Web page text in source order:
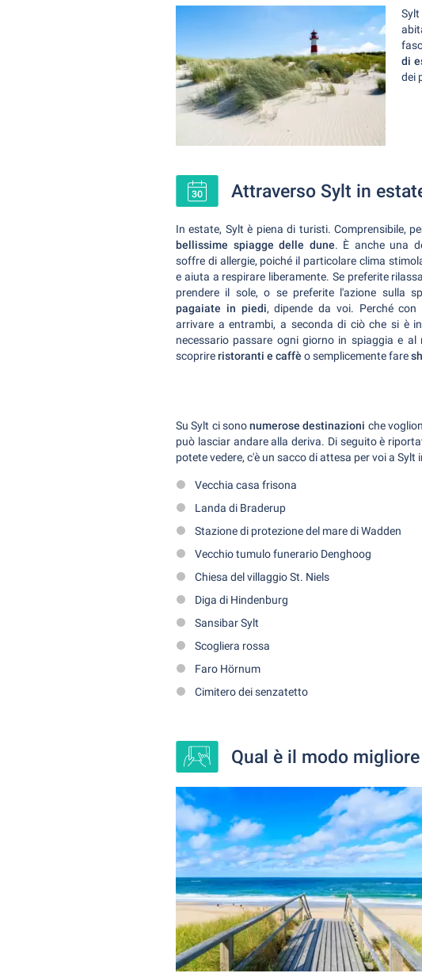
di
dei
Attraverso Sylt in
In estate, Sylt è piena di turisti. Comprensibile,
bellissime spiagge delle dune. È anche una
soffre di allergie, poiché il particolare clima
e aiuta a respirare liberamente. Se preferite
prendere il sole, o se preferite l'azione sulla
pagaiate in piedi, dipende da voi. Perché
arrivare a entrambi, a seconda di ciò che si è
necessario passare ogni giorno in spiaggia e
scoprireristoranti e caffè o semplicemente fare
Su Sylt ci sononumerose destinazioni che
può lasciar andare alla deriva. Di seguito è
potete vedere, c'è un sacco di attesa per voi a
Vecchia casa frisona
Landa di Braderup
Stazione di protezione del mare di Wadden
Vecchio tumulo funerario Denghoog
Chiesa del villaggio St. Niels
Diga di Hindenburg
Sansibar Sylt
Scogliera rossa
Faro Hörnum
Cimitero dei senzatetto
Qual è il modo